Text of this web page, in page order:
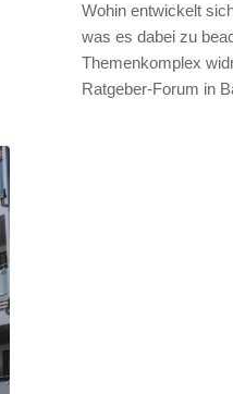
Wohin entwickelt
was es dabei zu
Themenkomplex
Ratgeber-Forum in